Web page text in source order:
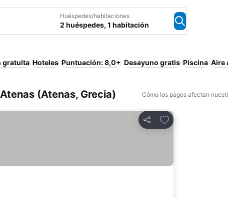
Huéspedes/habitaciones
2 huéspedes, 1 habitación
gratuita Hoteles Puntuación: 8,0+ Desayuno gratis Piscina Aire
(Atenas, Grecia) Cómo los pagos afectan
Compartir
Agregar a favoritos